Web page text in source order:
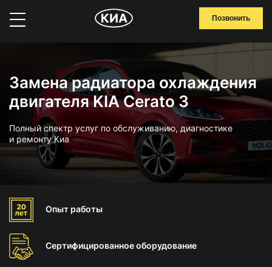
Позвонить
Замена радиатора охлаждения
двигателя KIA Cerato 3
Полный спектр услуг по обслуживанию, диагностике
и ремонту Киа
Опыт работы
Сертифицированноеоборудование